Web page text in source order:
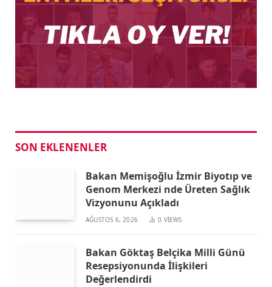
SON EKLENENLER
Bakan Memişoğlu İzmir Biyotıp ve
Genom Merkezi nde Üreten Sağlık
Vizyonunu Açıkladı
AĞUSTOS 6, 2026 0 VIEWS
Bakan Göktaş Belçika Milli Günü
Resepsiyonunda İlişkileri
Değerlendirdi